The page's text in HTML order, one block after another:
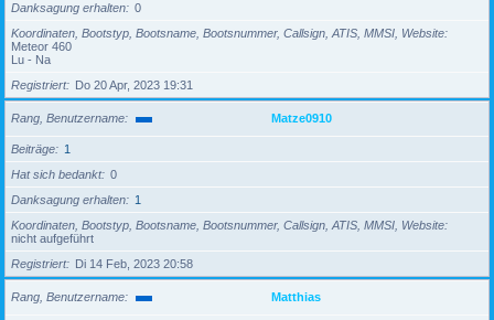
Danksagung erhalten
0
Koordinaten, Bootstyp, Bootsname, Bootsnummer, Callsign, ATIS, MMSI, Website
Meteor 460
Lu - Na
Registriert
Do 20 Apr, 2023 19:31
Rang, Benutzername Matze0910
Beiträge
1
Hat sich bedankt
0
Danksagung erhalten
1
Koordinaten, Bootstyp, Bootsname, Bootsnummer, Callsign, ATIS, MMSI, Website
nicht aufgeführt
Registriert
Di 14 Feb, 2023 20:58
Rang, Benutzername Matthias